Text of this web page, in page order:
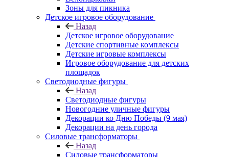
Зоны для пикника
Детское игровое оборудование
Назад
Детское игровое оборудование
Детские спортивные комплексы
Детские игровые комплексы
Игровое оборудование для детских
площадок
Светодиодные фигуры
Назад
Светодиодные фигуры
Новогодние уличные фигуры
Декорации ко Дню Победы (9 мая)
Декорации на день города
Силовые трансформаторы
Назад
Силовые трансформаторы